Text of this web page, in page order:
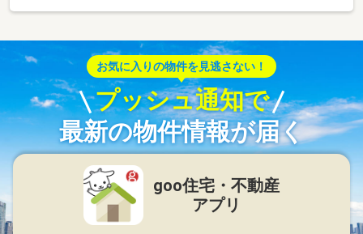
お気に入りの物件を見逃さない！
プッシュ通知で
最新の物件情報が届く
goo住宅・不動産
アプリ